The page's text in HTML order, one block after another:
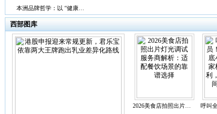
本洲品牌哲学：以 “健康…
西部图库
2026美食店拍照出片… 呼叫